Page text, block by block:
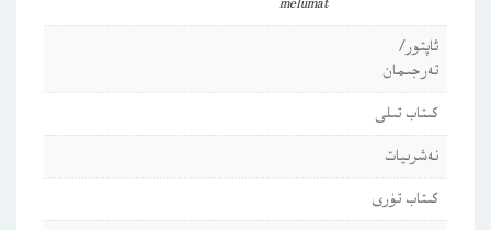
melumat
ئاپتور/
تەرجىمان
كىتاب تىلى
نەشرىيات
كىتاب تۈرى